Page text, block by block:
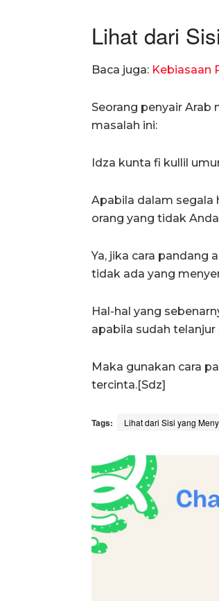
Lihat dari
Baca juga: Kebiasaan
Seorang penyair
masalah ini:
Idza kunta fi kullil
Apabila dalam segala
orang yang tidak
Ya, jika cara pandang
tidak ada yang
Hal-hal yang
apabila sudah
Maka gunakan cara
tercinta.[Sdz]
Tags: Lihat dari Sisi yang